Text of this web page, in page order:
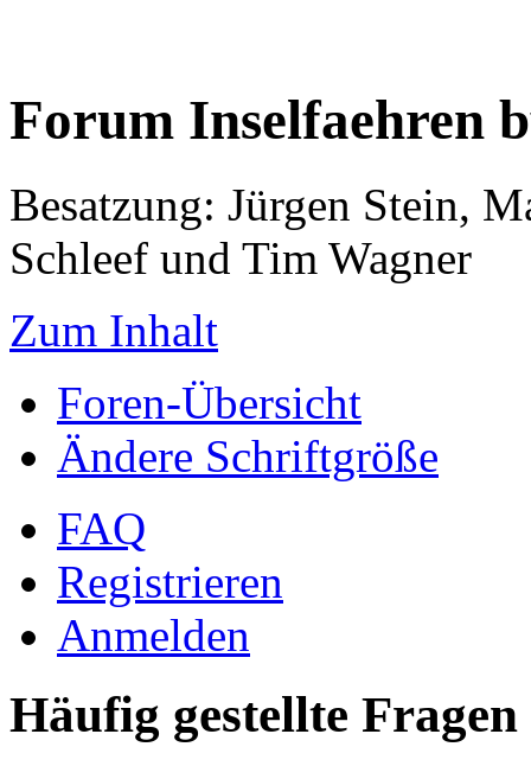
Forum Inselfaehren
Besatzung: Jürgen Stein,
Schleef und Tim Wagner
Zum Inhalt
Foren-Übersicht
Ändere Schriftgröße
FAQ
Registrieren
Anmelden
Häufig gestellte Fragen